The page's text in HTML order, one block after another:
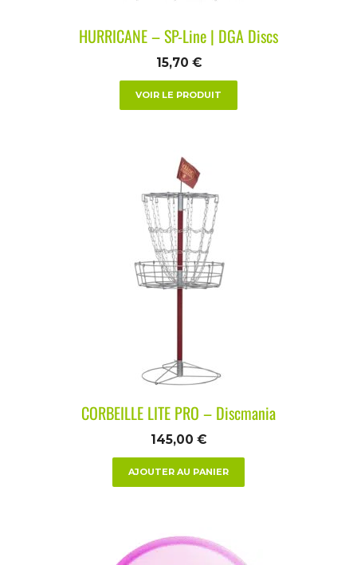
HURRICANE – SP-Line | DGA Discs
15,70 €
VOIR LE PRODUIT
CORBEILLE LITE PRO – Discmania
145,00 €
AJOUTER AU PANIER